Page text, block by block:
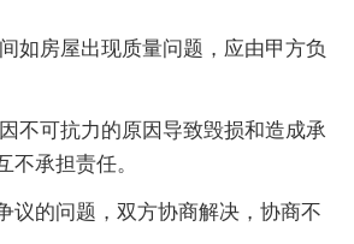
如房屋出现质量问题，应由甲方负
不可抗力的原因导致毁损和造成承
不承担责任。
议的问题，双方协商解决，协商不